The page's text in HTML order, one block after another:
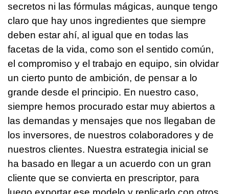
secretos ni las fórmulas mágicas, aunque tengo
claro que hay unos ingredientes que siempre
deben estar ahí, al igual que en todas las
facetas de la vida, como son el sentido común,
el compromiso y el trabajo en equipo, sin olvidar
un cierto punto de ambición, de pensar a lo
grande desde el principio. En nuestro caso,
siempre hemos procurado estar muy abiertos a
las demandas y mensajes que nos llegaban de
los inversores, de nuestros colaboradores y de
nuestros clientes. Nuestra estrategia inicial se
ha basado en llegar a un acuerdo con un gran
cliente que se convierta en prescriptor, para